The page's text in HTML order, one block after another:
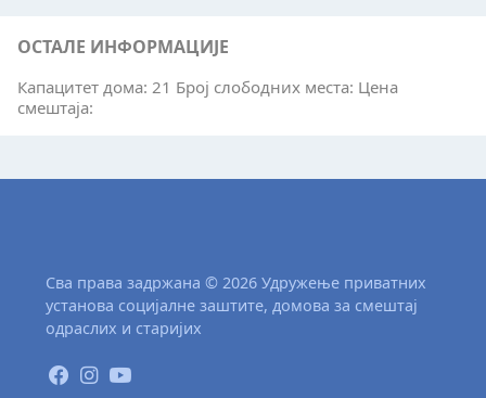
ОСТАЛЕ ИНФОРМАЦИЈЕ
Капацитет дома: 21 Број слободних места: Цена
смештаја:
Сва права задржана © 2026 Удружење приватних
установа социјалне заштите, домова за смештај
одраслих и старијих